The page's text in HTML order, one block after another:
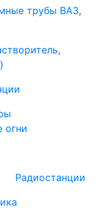
трубы ВАЗ,
огни
Радиостанции